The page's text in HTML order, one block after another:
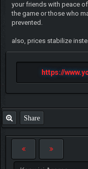
your friends with peace
the game or those who
prevented.
also, prices stabilize
https://
Share